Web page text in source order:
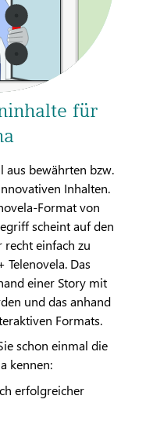
für
aus bewährten bzw.
Inhalten.
Format von
scheint auf den
recht einfach zu
Das
einer Story mit
und das anhand
Formats.
schon einmal die
kennen:
erfolgreicher